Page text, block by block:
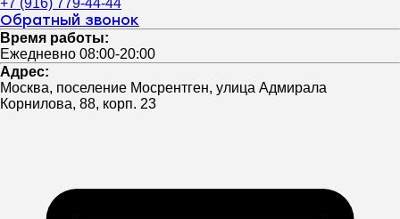
+7 (916) 779-44-44
Обратный звонок
Время работы:
Ежедневно 08:00-20:00
Адрес:
Москва, поселение Мосрентген, улица Адмирала
Корнилова, 88, корп. 23